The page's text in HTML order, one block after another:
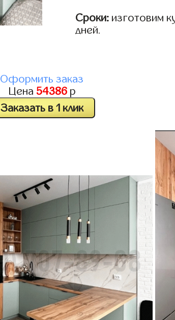
Сроки: изготовим
дней.
Оформить заказ
Цена 54386р
Заказать в 1 клик